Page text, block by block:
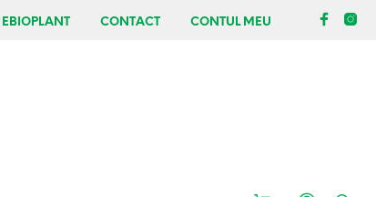
EBIOPLANT CONTACT CONTUL MEU